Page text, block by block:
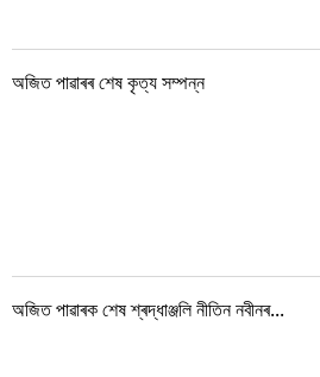
অজিত পাৱাৰৰ শেষ কৃত্য সম্পন্ন
অজিত পাৱাৰক শেষ শ্ৰদ্ধাঞ্জলি নীতিন নবীনৰ...